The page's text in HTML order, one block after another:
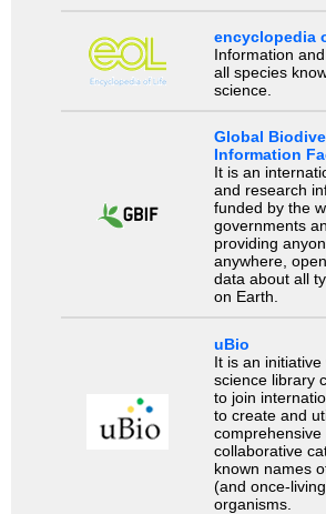
encyclopedia
Information
all species
science.
Global
Information
It is an
and research
funded by the
governments
providing
anywhere,
data about all
on Earth.
uBio
It is an
science library
to join
to create and
comprehensive
collaborative
known names
(and once-
organisms.